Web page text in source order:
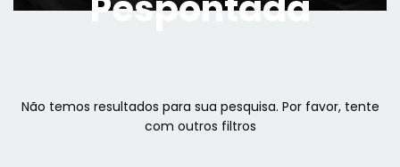
Não temos resultados para sua pesquisa. Por favor, tente
com outros filtros